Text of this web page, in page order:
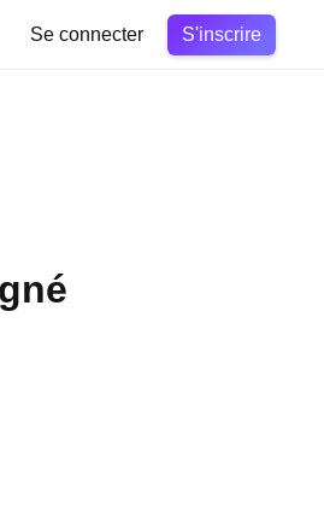
Se connecter S'inscrire